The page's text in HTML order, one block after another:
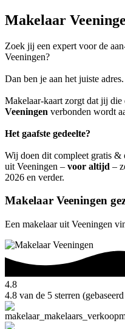
Makelaar
Zoek jij een expert voor de
Veeningen?
Dan ben je aan het juiste adres.
Makelaar-kaart zorgt dat jij die
Veeningen verbonden wordt
Het gaafste gedeelte?
Wij doen dit compleet gratis &
uit Veeningen – voor altijd –
2026 en verder.
Makelaar Veeningen
Een makelaar uit Veeningen
4.8
4.8 van de 5 sterren